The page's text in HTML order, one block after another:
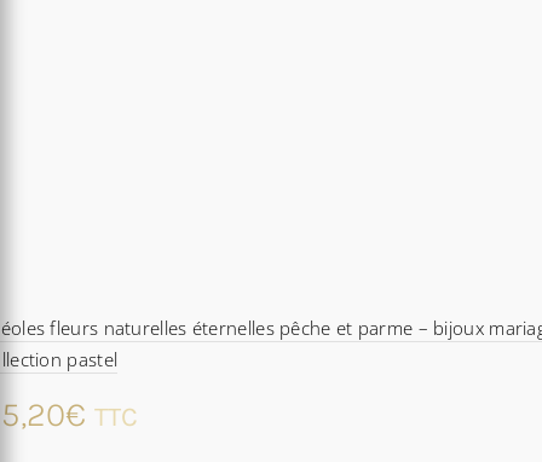
fleurs naturelles éternelles pêche et parme – bijoux
pastel
€ TTC